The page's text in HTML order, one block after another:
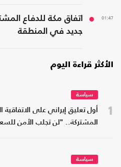
01:47
اتفاق مكة للدفاع
جديد في المنطقة
الأكثر قراءة اليوم
1
سياسة
أول تعليق إيراني على الاتفاقية
المشتركة.. "لن تجلب الأمن
سياسة